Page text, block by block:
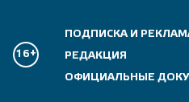
16+
ПОДПИСКА И
РЕДАКЦИЯ
ОФИЦИАЛЬНЫЕ